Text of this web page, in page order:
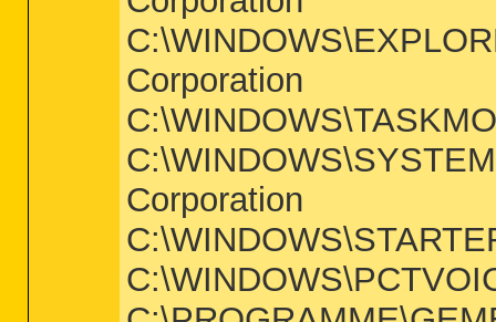
Corporation
Corporation